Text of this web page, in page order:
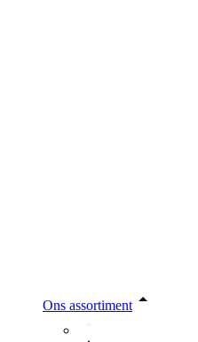
Ons assortiment